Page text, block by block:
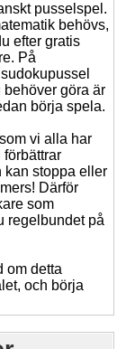
pusselspel.
behövs,
efter gratis
På
göra är
börja spela.
vi alla har
kan stoppa eller
Därför
som
regelbundet på
om detta
och börja